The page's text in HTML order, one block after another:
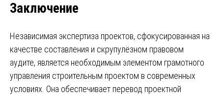
Заключение
Независимая экспертиза проектов, сфокусированная на
качестве составления и скрупулёзном правовом
аудите, является необходимым элементом грамотного
управления строительным проектом в современных
условиях. Она обеспечивает перевод проектной